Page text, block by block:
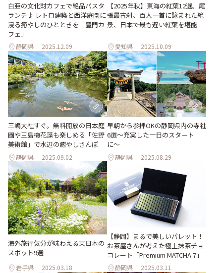
白亜の文化財カフェで絶品パスタ
ランチ♪ レトロ建築と西洋庭園に
浸る癒やしのひとときを「豊門カ
フェ」
静岡県 2025.12.09
【2025年秋】東海の紅葉12選。尾
張最古刹、百人一首に詠まれた絶
景、日本で最も遅い紅葉を堪能
愛知県 2025.10.09
三嶋大社すぐ。無料開放の日本庭
園や三島梅花藻も楽しめる「佐野
美術館」で水辺の癒やしさんぽ
静岡県 2025.09.02
早朝から参拝OKの静岡県内の寺社
6選〜充実した一日のスタート
に〜
静岡県 2025.08.29
海外旅行気分が味わえる東日本の
スポット9選
岩手県 2025.03.18
【静岡】まるで美しいパレット！
お茶屋さんが考えた極上抹茶チョ
コレート「Premium MATCHA 7」
静岡県 2025.03.11